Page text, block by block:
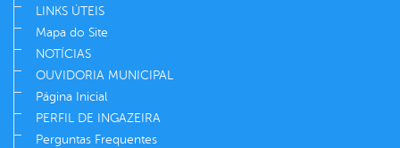
LINKS ÚTEIS
Mapa do Site
NOTÍCIAS
OUVIDORIA MUNICIPAL
Página Inicial
PERFIL DE INGAZEIRA
Perguntas Frequentes